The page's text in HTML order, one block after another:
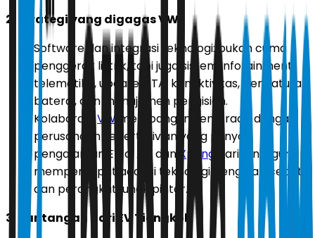
2. Strategi yang digagas VW
Software dan integrasi teknologi: bukan cuma
penggerak listrik, tapi juga sistem infotainment,
telematika, update OTA, konektivitas, pengaturan
baterai, dan manajemen pengisian.
Kolaborasi:VW membangun kemitraan dengan
perusahaan seperti Rivian yang punya
pengalaman EV di AS, dan Xpeng
dari Cina, guna
mempercepat adopsi teknologi pengisian cepat
dan perangkat lunak pintar.
3. Tantangan dari EV Tiongkok